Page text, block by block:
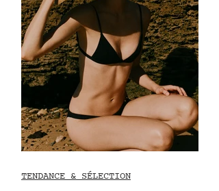
TENDANCE & SÉLECTION